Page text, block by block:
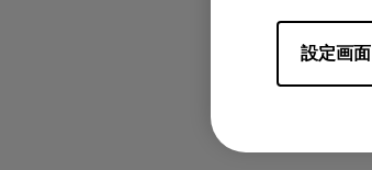
設定画面